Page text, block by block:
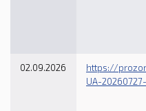
02.09.2026
https://
UA-